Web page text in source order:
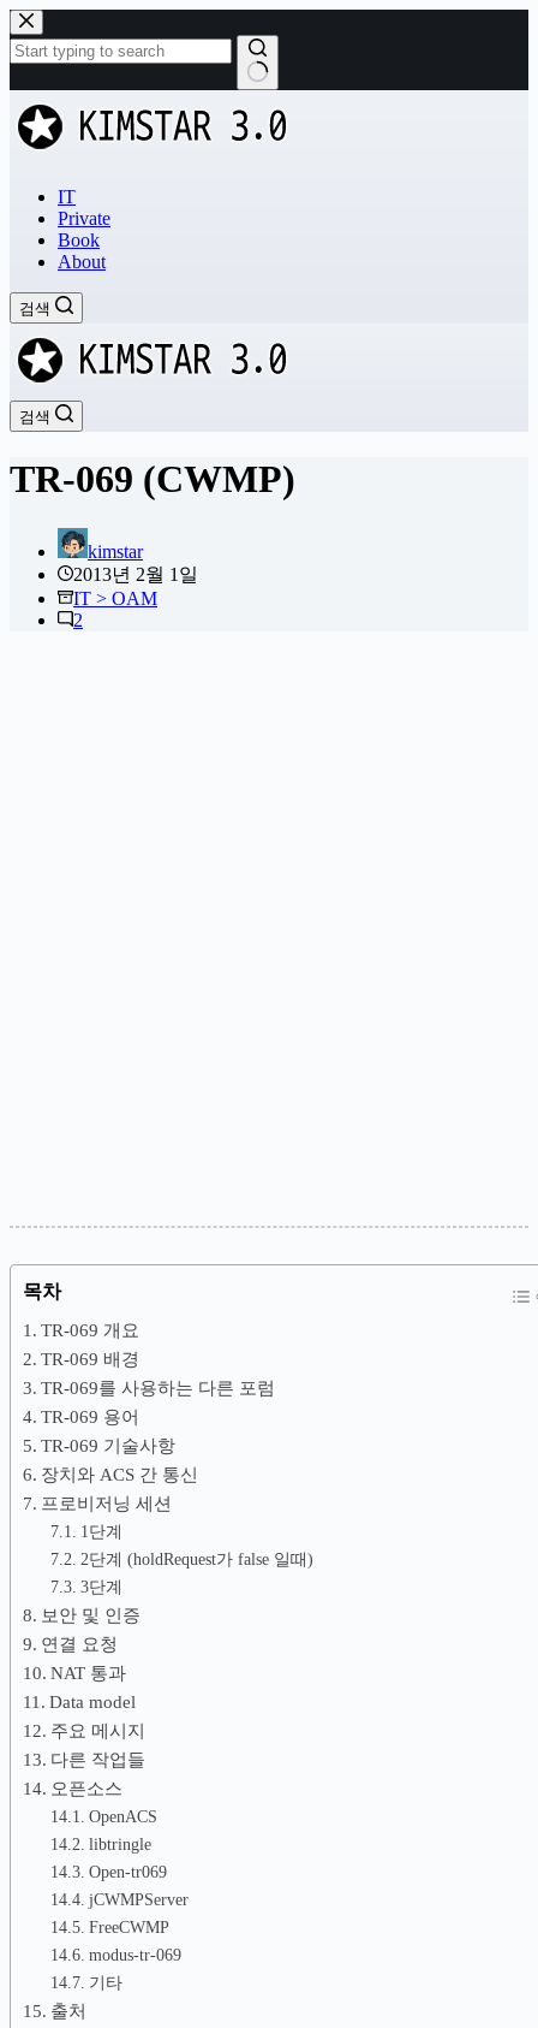
본
문
으
로
건
너
과
없
IT
Private
Book
About
검색
검색
TR-069 (CWMP)
kimstar
2013년 2월 1일
IT > OAM
2
목차
TR-069 개요
TR-069 배경
TR-069를 사용하는 다른 포럼
TR-069 용어
TR-069 기술사항
장치와 ACS 간 통신
프로비저닝 세션
1단계
2단계 (holdRequest가 false 일때)
3단계
보안 및 인증
연결 요청
NAT 통과
Data model
주요 메시지
다른 작업들
오픈소스
OpenACS
libtringle
Open-tr069
jCWMPServer
FreeCWMP
modus-tr-069
기타
출처